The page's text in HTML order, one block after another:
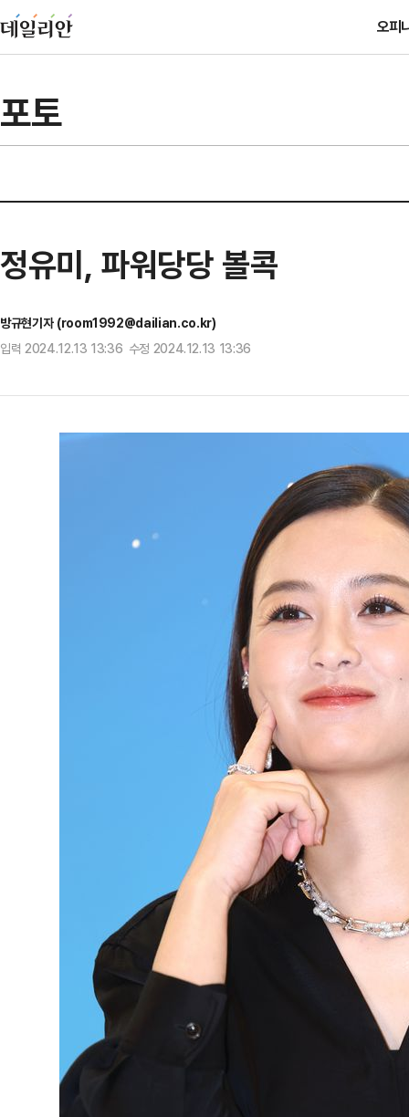
오피
포토
정유미, 파워당당 볼콕
방규현기자 (room1992@dailian.co.kr)
입력 2024.12.13 13:36 수정 2024.12.13 13:36